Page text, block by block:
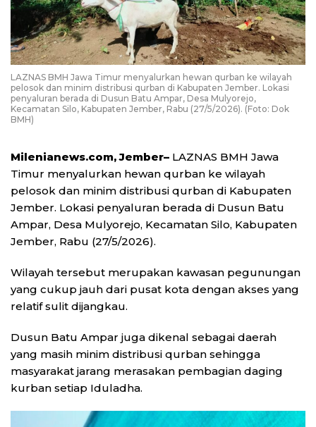
LAZNAS BMH Jawa Timur menyalurkan hewan qurban ke wilayah
pelosok dan minim distribusi qurban di Kabupaten Jember. Lokasi
penyaluran berada di Dusun Batu Ampar, Desa Mulyorejo,
Kecamatan Silo, Kabupaten Jember, Rabu (27/5/2026). (Foto: Dok
BMH)
Milenianews.com, Jember– LAZNAS BMH Jawa
Timur menyalurkan hewan qurban ke wilayah
pelosok dan minim distribusi qurban di Kabupaten
Jember. Lokasi penyaluran berada di Dusun Batu
Ampar, Desa Mulyorejo, Kecamatan Silo, Kabupaten
Jember, Rabu (27/5/2026).
Wilayah tersebut merupakan kawasan pegunungan
yang cukup jauh dari pusat kota dengan akses yang
relatif sulit dijangkau.
Dusun Batu Ampar juga dikenal sebagai daerah
yang masih minim distribusi qurban sehingga
masyarakat jarang merasakan pembagian daging
kurban setiap Iduladha.